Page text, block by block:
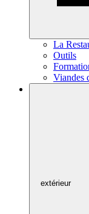
La
Outils
Viandes
extérieur